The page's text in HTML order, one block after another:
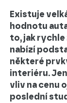
Existuje
hodnotu
to, jak rychle
nabízí
některé
interiéru.
vliv na cenu
poslední